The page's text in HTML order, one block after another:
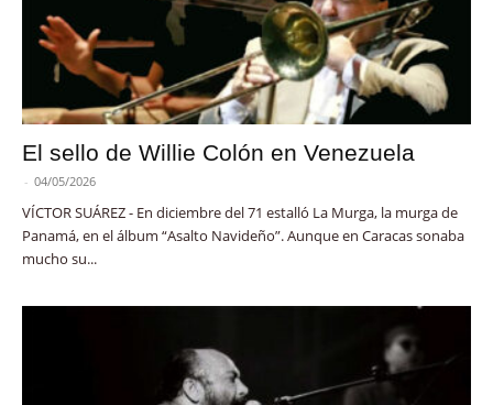
El sello de Willie Colón en Venezuela
- 04/05/2026
VÍCTOR SUÁREZ - En diciembre del 71 estalló La Murga, la murga de
Panamá, en el álbum “Asalto Navideño”. Aunque en Caracas sonaba
mucho su...